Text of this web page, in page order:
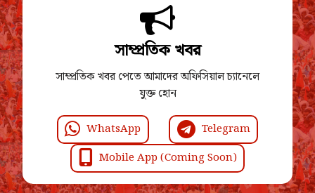
সাম্প্রতিক খবর
সাম্প্রতিক খবর পেতে আমাদের অফিসিয়াল চ্যানেলে
যুক্ত হোন
WhatsApp
Telegram
Mobile App (Coming Soon)